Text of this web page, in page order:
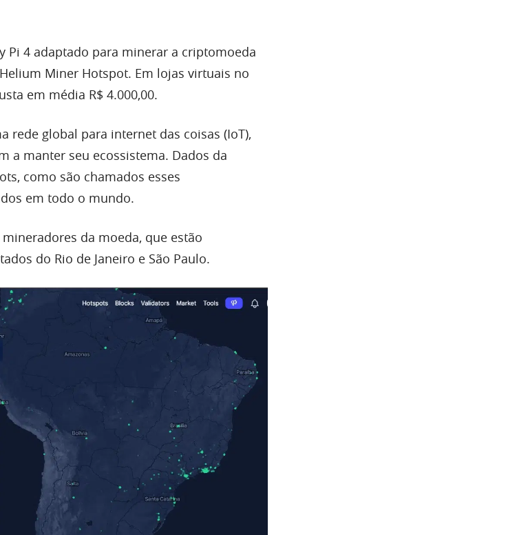
Pi 4 adaptado para minerar a criptomoeda
Miner Hotspot. Em lojas virtuais no
em média R$ 4.000,00.
rede global para internet das coisas (IoT),
a manter seu ecossistema. Dados da
como são chamados esses
em todo o mundo.
da moeda, que estão
do Rio de Janeiro e São Paulo.